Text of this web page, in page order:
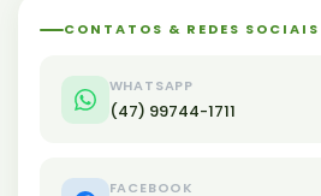
CONTATOS & REDES SOCIAIS
WHATSAPP
(47) 99744-1711
FACEBOOK